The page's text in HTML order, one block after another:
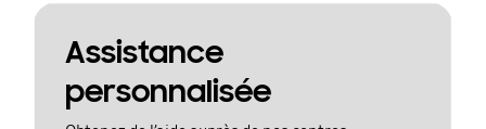
Assistance
personnalisée